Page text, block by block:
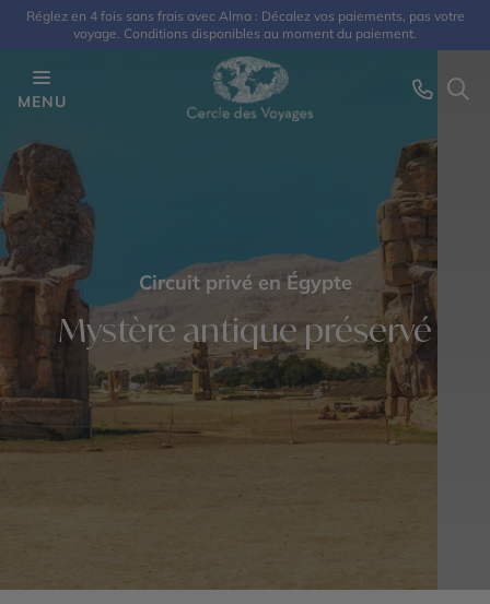
Réglez en 4 fois sans frais avec Alma : Décalez vos paiements, pas votre
voyage. Conditions disponibles au moment du paiement.
MENU
Circuit privé en Égypte
Mystère antique préservé